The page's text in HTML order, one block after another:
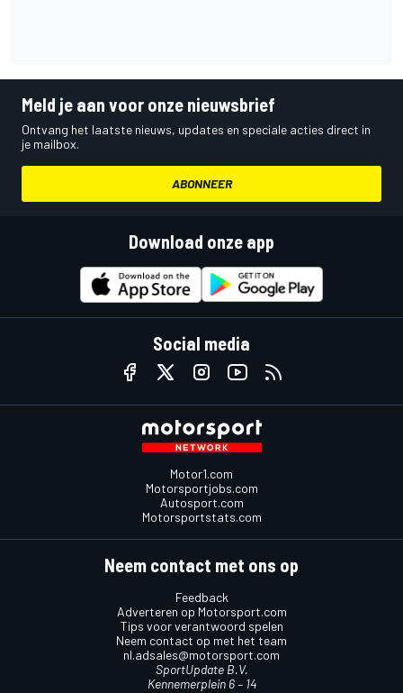
Meld je aan voor onze nieuwsbrief
Ontvang het laatste nieuws, updates en speciale acties direct in
je mailbox.
ABONNEER
Download onze app
Social media
Motor1.com
Motorsportjobs.com
Autosport.com
Motorsportstats.com
Neem contact met ons op
Feedback
Adverteren op Motorsport.com
Tips voor verantwoord spelen
Neem contact op met het team
nl.adsales@motorsport.com
SportUpdate B.V.
Kennemerplein 6 – 14